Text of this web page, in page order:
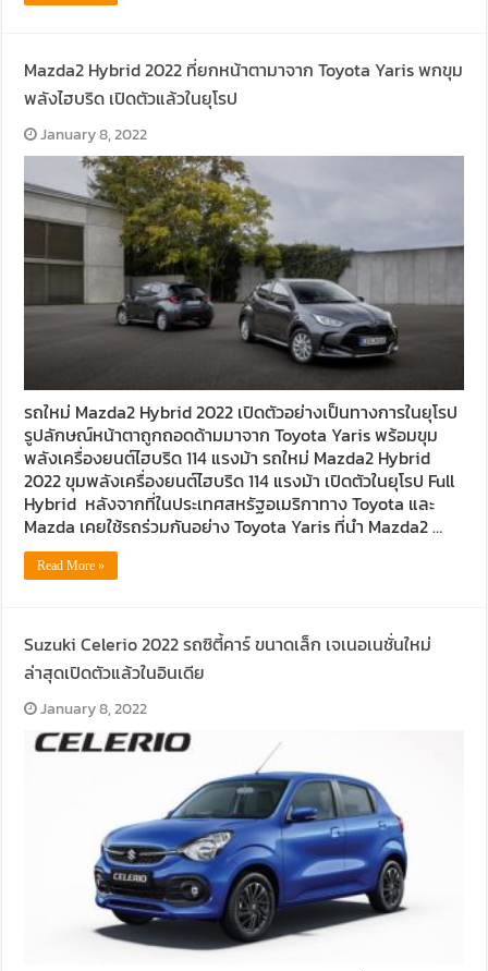
Mazda2 Hybrid 2022 ที่ยกหน้าตามาจาก Toyota Yaris พกขุม
พลังไฮบริด เปิดตัวแล้วในยุโรป
January 8, 2022
รถใหม่ Mazda2 Hybrid 2022 เปิดตัวอย่างเป็นทางการในยุโรป
รูปลักษณ์หน้าตาถูกถอดด้ามมาจาก Toyota Yaris พร้อมขุม
พลังเครื่องยนต์ไฮบริด 114 แรงม้า รถใหม่ Mazda2 Hybrid
2022 ขุมพลังเครื่องยนต์ไฮบริด 114 แรงม้า เปิดตัวในยุโรป Full
Hybrid หลังจากที่ในประเทศสหรัฐอเมริกาทาง Toyota และ
Mazda เคยใช้รถร่วมกันอย่าง Toyota Yaris ที่นำ Mazda2 …
Read More »
Suzuki Celerio 2022 รถซิตี้คาร์ ขนาดเล็ก เจเนอเนชั่นใหม่
ล่าสุดเปิดตัวแล้วในอินเดีย
January 8, 2022